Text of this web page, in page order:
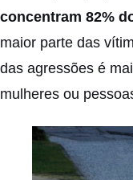
concentram 82%
maior parte das
das agressões é
mulheres ou